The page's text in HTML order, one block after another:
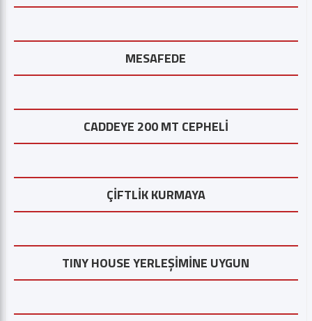
MESAFEDE
CADDEYE 200 MT CEPHELİ
ÇİFTLİK KURMAYA
TINY HOUSE YERLEŞİMİNE UYGUN